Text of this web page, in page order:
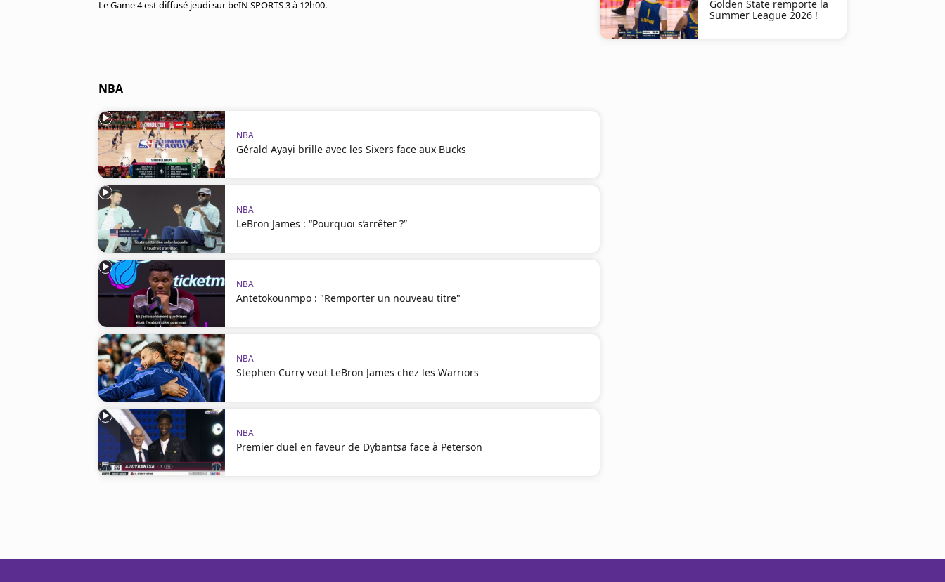
Le Game 4 est diffusé jeudi sur beIN SPORTS 3 à 12h00.
NBA
NBA
Gérald Ayayi brille avec les Sixers face aux Bucks
NBA
LeBron James : “Pourquoi s’arrêter ?”
NBA
Antetokounmpo : "Remporter un nouveau titre"
NBA
Stephen Curry veut LeBron James chez les Warriors
NBA
Premier duel en faveur de Dybantsa face à Peterson
Golden State remporte la
Summer League 2026 !